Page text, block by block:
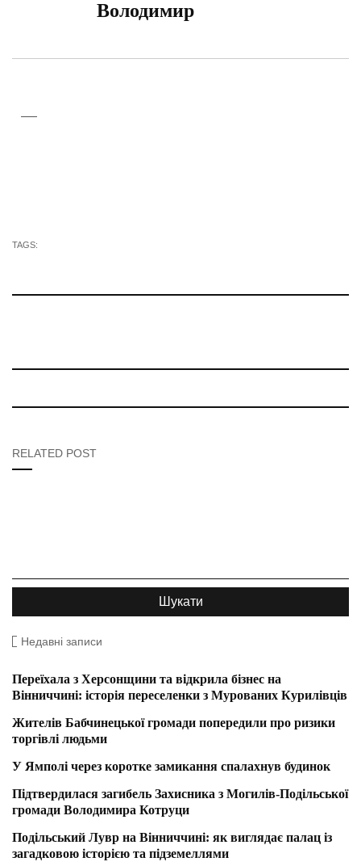
Володимир
TAGS:
RELATED POST
Недавні записи
Переїхала з Херсонщини та відкрила бізнес на
Вінниччині: історія переселенки з Мурованих Курилівців
Жителів Бабчинецької громади попередили про ризики
торгівлі людьми
У Ямполі через коротке замикання спалахнув будинок
Підтвердилася загибель Захисника з Могилів-Подільської
громади Володимира Котруци
Подільський Лувр на Вінниччині: як виглядає палац із
загадковою історією та підземеллями